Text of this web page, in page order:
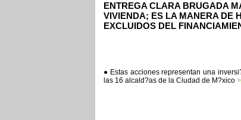
ENTREGA CLARA BRUGADA
VIVIENDA; ES LA MANERA DE
EXCLUIDOS DEL
● Estas acciones representan una
las 16 alcald?as de la Ciudad de M?xico